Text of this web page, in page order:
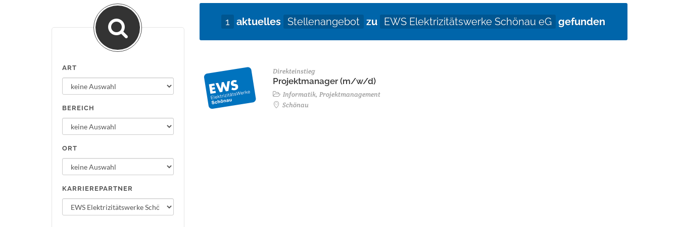
ART
BEREICH
ORT
KARRIEREPARTNER
1 aktuelles Stellenangebot zu EWS Elektrizitätswerke Schönau eG gefunden
Direkteinstieg
Projektmanager (m/w/d)
Informatik, Projektmanagement
Schönau